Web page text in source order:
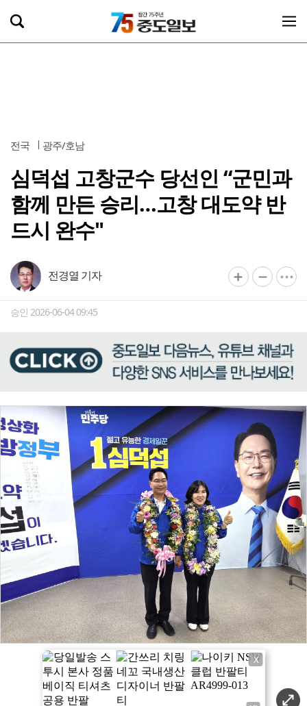
전국 광주/호남
심덕섭 고창군수 당선인 “군민과
함께 만든 승리…고창 대도약 반
드시 완수"
전경열 기자
승인 2026-06-04 09:45
X